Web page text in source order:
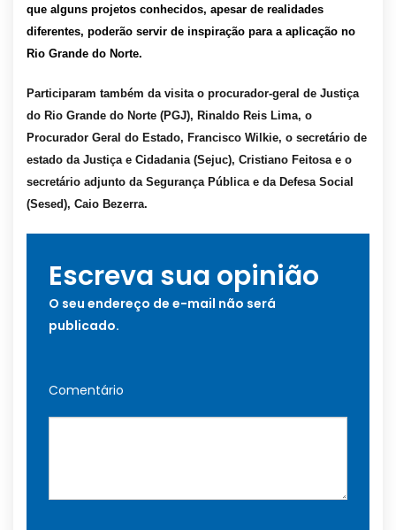
que alguns projetos conhecidos, apesar de realidades
diferentes, poderão servir de inspiração para a aplicação no
Rio Grande do Norte.
Participaram também da visita o procurador-geral de Justiça
do Rio Grande do Norte (PGJ), Rinaldo Reis Lima, o
Procurador Geral do Estado, Francisco Wilkie, o secretário de
estado da Justiça e Cidadania (Sejuc), Cristiano Feitosa e o
secretário adjunto da Segurança Pública e da Defesa Social
(Sesed), Caio Bezerra.
Escreva sua opinião
O seu endereço de e-mail não será
publicado.
Comentário